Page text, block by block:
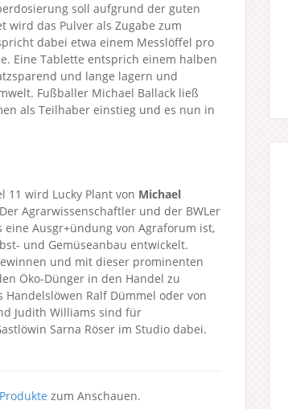
soll aufgrund der guten
wird das Pulver als Zugabe zum
dabei etwa einem Messlöffel pro
Eine Tablette entsprich einem halben
und lange lagern und
Fußballer Michael Ballack ließ
als Teilhaber einstieg und es nun in
11 wird Lucky Plant von Michael
Agrarwissenschaftler und der BWLer
Ausgr+ündung von Agraforum ist,
und Gemüseanbau entwickelt.
und mit dieser prominenten
Öko-Dünger in den Handel zu
Ralf Dümmel oder von
Judith Williams sind für
Sarna Röser im Studio dabei.
zum Anschauen.